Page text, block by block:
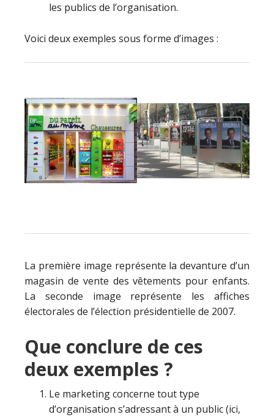
les publics de l’organisation.
Voici deux exemples sous forme d’images :
La première image représente la devanture d’un
magasin de vente des vêtements pour enfants.
La seconde image représente les affiches
électorales de l’élection présidentielle de 2007.
Que conclure de ces
deux exemples ?
Le marketing concerne tout type
d’organisation s’adressant à un public (ici,